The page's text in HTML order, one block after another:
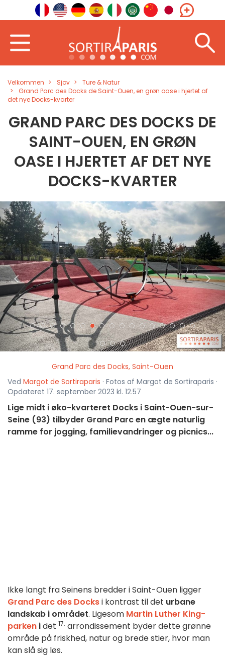
Velkommen Sjov
Ture & Natur
Grand Parc des Docks de Saint-Ouen, en grøn oase i hjertet af
det nye Docks-kvarter
GRAND PARC DES DOCKS DE
SAINT-OUEN, EN GRØN
OASE I HJERTET AF DET NYE
DOCKS-KVARTER
< >
Grand Parc des Docks, Saint-Ouen
Ved Margot de Sortiraparis · Fotos af Margot de Sortiraparis ·
Opdateret 17. september 2023 kl. 12.57
Lige midt i øko-kvarteret Docks i Saint-Ouen-sur-
Seine (93) tilbyder Grand Parc en ægte naturlig
ramme for jogging, familievandringer og picnics...
Ikke langt fra Seinens bredder i Saint-Ouen ligger
Grand Parc des Docksi kontrast til det urbane
landskab i området. Ligesom Martin Luther King-
parken idet 17. arrondissement byder dette grønne
område på friskhed, natur og brede stier, hvor man
kan slå sig løs.